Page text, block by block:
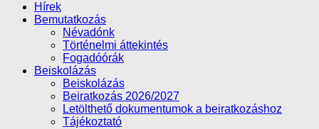
Hírek
Bemutatkozás
Névadónk
Történelmi áttekintés
Fogadóórák
Beiskolázás
Beiskolázás
Beiratkozás 2026/2027
Letölthető dokumentumok a beiratkozáshoz
Tájékoztató